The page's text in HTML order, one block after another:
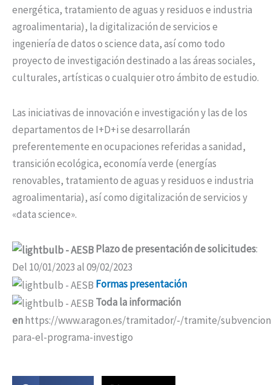
energética, tratamiento de aguas y residuos e industria
agroalimentaria), la digitalización de servicios e
ingeniería de datos o science data, así como todo
proyecto de investigación destinado a las áreas sociales,
culturales, artísticas o cualquier otro ámbito de estudio.
Las iniciativas de innovación e investigación y las de los
departamentos de I+D+i se desarrollarán
preferentemente en ocupaciones referidas a sanidad,
transición ecológica, economía verde (energías
renovables, tratamiento de aguas y residuos e industria
agroalimentaria), así como digitalización de servicios y
«data science».
Plazo de presentación de solicitudes:
Del 10/01/2023 al 09/02/2023
Formas presentación
Toda la información
enhttps://www.aragon.es/tramitador/-/tramite/
para-el-programa-investigo